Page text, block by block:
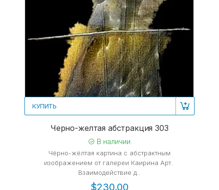
КУПИТЬ
Черно-желтая абстракция 303
В наличии
Чёрно-жёлтая картина с абстрактным
изображением от галереи Каирина Арт.
Взаимодействие д..
$230.00